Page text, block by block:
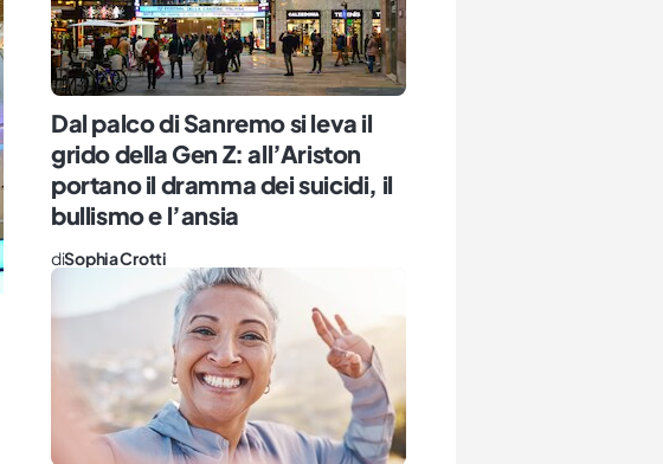
Dal palco di Sanremo si leva il
grido della Gen Z: all’Ariston
portano il dramma dei suicidi, il
bullismo e l’ansia
diSophia Crotti